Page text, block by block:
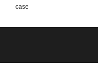
case